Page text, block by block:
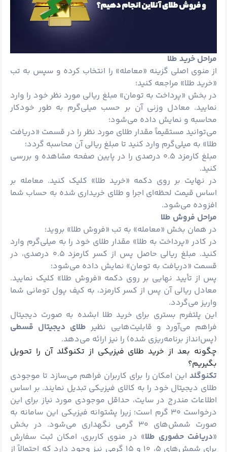
مراحل خرید طلا
از منوی اصلی گزینه «معامله» را انتخاب کرده و سپس به تب
«خرید طلا» مراجعه کنید؛
در بخش «پرداخت به تومان» مبلغ ریالی مورد نظر خود را وارد
نمایید. معادل وزنی آن بر حسب میلی‌گرم به طور خودکار
محاسبه و نمایش داده می‌شود؛
می‌توانید مستقیماً مقدار طلای مورد نظر را در قسمت «دریافت
طلا» به میلی‌گرم وارد کنید تا مبلغ ریالی آن محاسبه گردد؛
مبلغ کارمزد ۰.۵ درصدی را در پایین صفحه مشاهده و بررسی
کنید.
در نهایت بر روی دکمه «خرید طلا» کلیک کنید. معامله بر
اساس قیمت لحظه‌ای اجرا و طلای خریداری شده به حساب شما
افزوده می‌شود.
مراحل فروش طلا
در همان بخش «معامله» به تب «فروش طلا» بروید؛
در کادر «پرداخت به طلا» مقدار طلای خود را به میلی‌گرم وارد
کنید. مبلغ ریالی حاصل پس از کسر کارمزد ۰.۵ درصدی، در
قسمت «دریافت به تومان» نمایش داده می‌شود؛
پس از تأیید نهایی بر روی دکمه «فروش طلا» کلیک نمایید.
معادل ریالی آن پس از کسر کارمزد، به کیف پول تومانی شما
واریز می‌گردد.
این پلتفرم بستری برای خرید طلا ابشده به صورت دیجیتال
فراهم می‌آورد و قابلیت‌هایی نظیر طلای دیجیتال قسطی
(پس‌انداز برنامه‌ریزی شده) را نیز ارائه می‌دهد.
چگونه بعد از خرید طلای فیزیکی از تکنوگلد آن را تحویل
بگیریم؟
تکنوگلد این امکان را برای کاربران فراهم می‌سازد تا موجودی
طلای دیجیتال خود را به کالای فیزیکی تبدیل نمایند. بر اساس
اطلاعات مندرج در سایت، حداقل موجودی مورد نیاز برای این
درخواست ۳۰ گرم است؛ زیرا پشتوانه فیزیکی این سامانه به
صورت شمش‌های ۳۰ گرمی نگهداری می‌شود. در بخش
«دریافت حضوری طلا» در منوی کاربری، امکان ثبت سفارش
برای شمش‌های ۵، ۱۰ و ۱۵ گرمی نیز وجود دارد که احتمالاً از